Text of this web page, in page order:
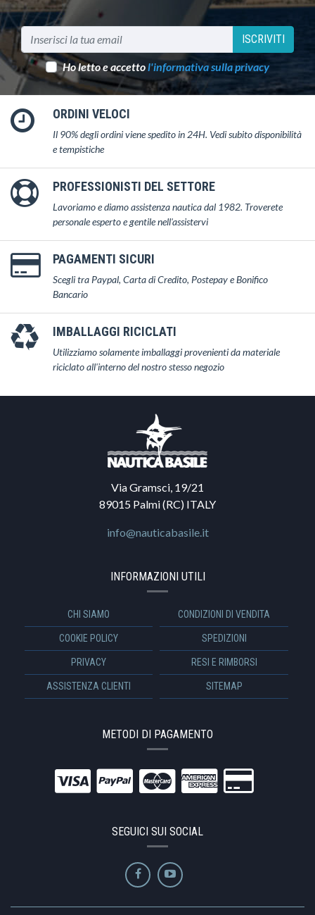
ISCRIVITI
Ho letto e accettol'informativa sulla privacy
ORDINI VELOCI
Il 90% degli ordini viene spedito in 24H. Vedi subito disponibilità
e tempistiche
PROFESSIONISTI DEL SETTORE
Lavoriamo e diamo assistenza nautica dal 1982. Troverete
personale esperto e gentile nell'assistervi
PAGAMENTI SICURI
Scegli tra Paypal, Carta di Credito, Postepay e Bonifico
Bancario
IMBALLAGGI RICICLATI
Utilizziamo solamente imballaggi provenienti da materiale
riciclato all'interno del nostro stesso negozio
Via Gramsci, 19/21
89015 Palmi (RC) ITALY
info@nauticabasile.it
INFORMAZIONI UTILI
CHI SIAMO CONDIZIONI DI VENDITA
COOKIE POLICY SPEDIZIONI
PRIVACY RESI E RIMBORSI
ASSISTENZA CLIENTI SITEMAP
METODI DI PAGAMENTO
SEGUICI SUI SOCIAL